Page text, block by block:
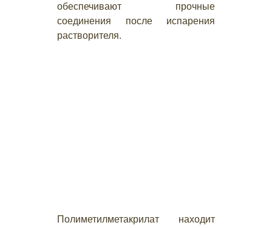
обеспечивают прочные
соединения после испарения
растворителя.
Полиметилметакрилат находит